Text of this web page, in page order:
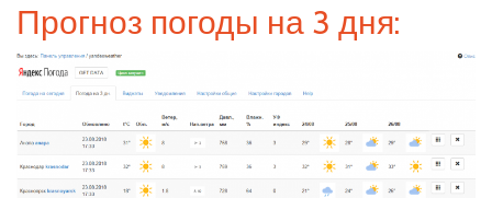
Прогноз погоды на 3 дня: